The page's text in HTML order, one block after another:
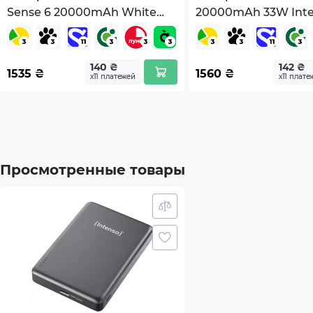
Габариты (без упаковки), мм
Вес (без упаковки), г
Страна регистрации бренда
Страна-производитель товара
Sense 6 20000mAh White
(1109178)
1535 ₴ 140 ₴
х11 платежей
20000mAh 33W
Cable Beige
1560 ₴ 142 ₴
х11
Просмотренные товары